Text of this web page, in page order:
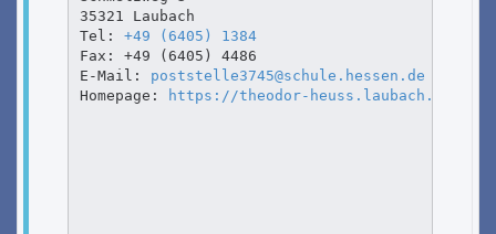
35321 Laubach
Tel: +49 (6405) 1384
Fax: +49 (6405) 4486
E-Mail: poststelle3745@schule.hessen.de
Homepage:
https://theodor-